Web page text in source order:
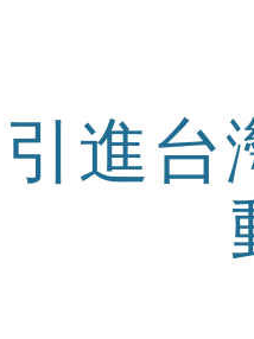
引進台